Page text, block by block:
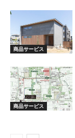
商品サービス
商品サービス